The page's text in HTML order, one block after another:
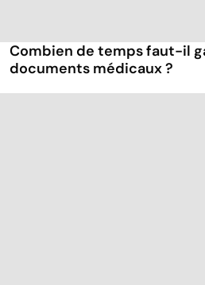
Combien de temps faut-il
documents médicaux ?